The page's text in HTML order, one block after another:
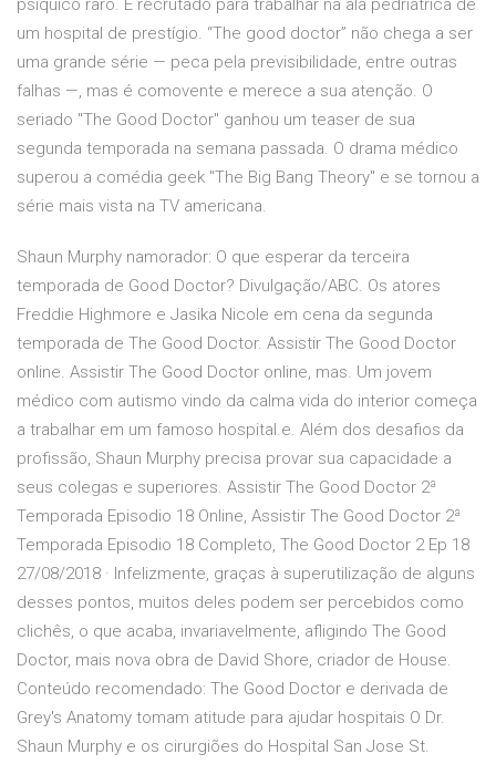
psíquico raro. É recrutado para trabalhar na ala pedriátrica de
um hospital de prestígio. “The good doctor” não chega a ser
uma grande série — peca pela previsibilidade, entre outras
falhas —, mas é comovente e merece a sua atenção. O
seriado "The Good Doctor" ganhou um teaser de sua
segunda temporada na semana passada. O drama médico
superou a comédia geek "The Big Bang Theory" e se tornou a
série mais vista na TV americana.
Shaun Murphy namorador: O que esperar da terceira
temporada de Good Doctor? Divulgação/ABC. Os atores
Freddie Highmore e Jasika Nicole em cena da segunda
temporada de The Good Doctor. Assistir The Good Doctor
online. Assistir The Good Doctor online, mas. Um jovem
médico com autismo vindo da calma vida do interior começa
a trabalhar em um famoso hospital.e. Além dos desafios da
profissão, Shaun Murphy precisa provar sua capacidade a
seus colegas e superiores. Assistir The Good Doctor 2ª
Temporada Episodio 18 Online, Assistir The Good Doctor 2ª
Temporada Episodio 18 Completo, The Good Doctor 2 Ep 18
27/08/2018 · Infelizmente, graças à superutilização de alguns
desses pontos, muitos deles podem ser percebidos como
clichês, o que acaba, invariavelmente, afligindo The Good
Doctor, mais nova obra de David Shore, criador de House.
Conteúdo recomendado: The Good Doctor e derivada de
Grey's Anatomy tomam atitude para ajudar hospitais O Dr.
Shaun Murphy e os cirurgiões do Hospital San Jose St.